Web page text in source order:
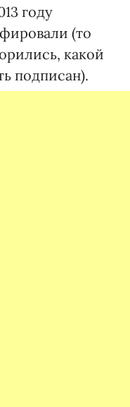
году
(то
какой
подписан).